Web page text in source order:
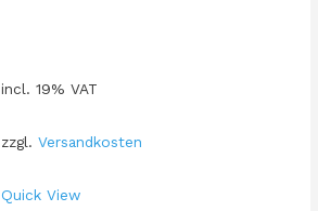
incl. 19% VAT
zzgl. Versandkosten
Quick View